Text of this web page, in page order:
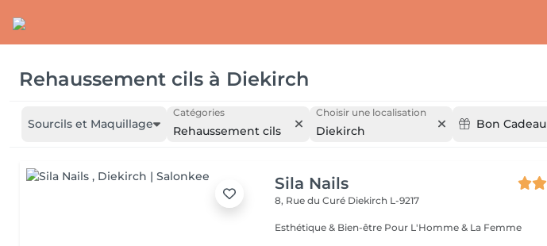
Rehaussement cils à Diekirch
Sourcils et Maquillage
Catégories
Rehaussement cils
Choisir une localisation
Diekirch Bon Cadeau
Sila Nails
8, Rue du Curé Diekirch L-9217
Esthétique & Bien-être Pour L'Homme & La Femme